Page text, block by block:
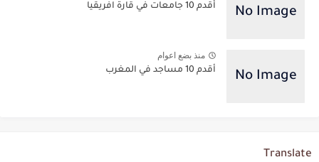
أقدم 10 جامعات في قارة افريقيا
منذ بضع اعوام
أقدم 10 مساجد في المغرب
Translate